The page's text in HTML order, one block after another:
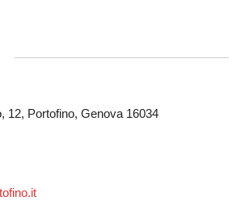
12, Portofino, Genova 16034